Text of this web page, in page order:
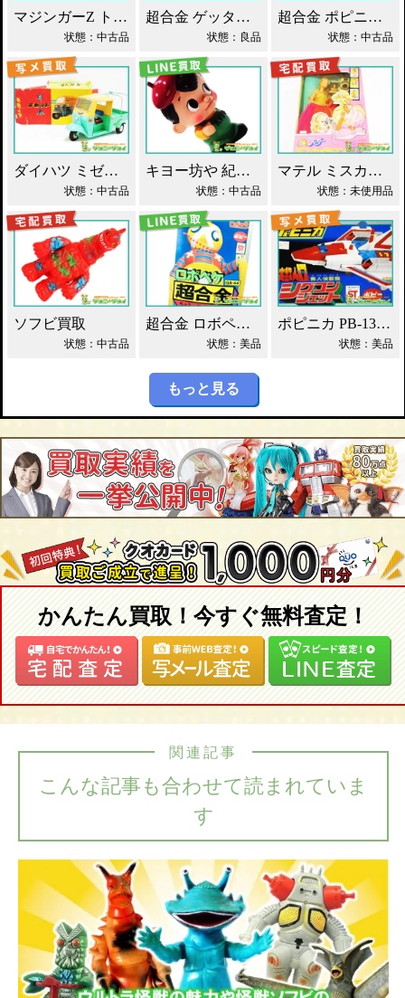
マジンガーZ トーキング ソフビ マスダヤ買取！
状態：中古品
超合金 ゲッターロボ基地 早乙女研究所 買取！
状態：良品
超合金 ポピニカ ウルトラセブン ウルトラホーク1号 買取！
状態：中古品
ダイハツ ミゼット ブリキ マスダヤ買取！
状態：中古品
キヨー坊や 紀陽銀行 店頭用 貯金箱 ソフビ買取！
状態：中古品
マテル ミスカメラマン バービー人形 買取！
状態：未使用品
ソフビ買取
状態：中古品
超合金 ロボペケ GA-44 がんばれ!!ロボコン 買取！
状態：美品
ポピニカ PB-13 シグコンジェット 買取！
状態：美品
もっと見る
かんたん買取！今すぐ無料査定！
こんな記事も合わせて読まれていま
す
関連記事